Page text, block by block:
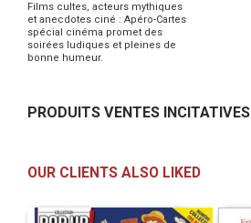
Films cultes, acteurs mythiques
et anecdotes ciné : Apéro-Cartes
spécial cinéma promet des
soirées ludiques et pleines de
bonne humeur.
PRODUITS VENTES INCITATIVES
OUR CLIENTS ALSO LIKED